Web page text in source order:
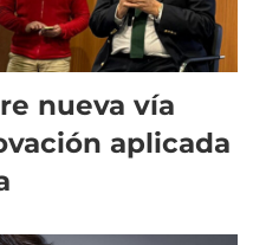
nueva vía
aplicada